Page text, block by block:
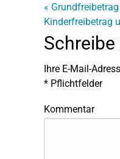
«
Kinderfreibetrag
Ihre E-Mail-
* Pflichtfelder
Kommentar